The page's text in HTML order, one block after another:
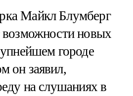
Майкл Блумберг
возможности новых
городе
он заявил,
на слушаниях в